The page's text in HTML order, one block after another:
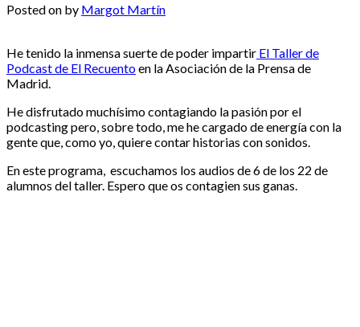
Posted on by Margot Martín
He tenido la inmensa suerte de poder impartir El Taller de
Podcast de El Recuentoen la Asociación de la Prensa de
Madrid.
He disfrutado muchísimo contagiando la pasión por el
podcasting pero, sobre todo, me he cargado de energía con la
gente que, como yo, quiere contar historias con sonidos.
En este programa, escuchamos los audios de 6 de los 22 de
alumnos del taller. Espero que os contagien sus ganas.